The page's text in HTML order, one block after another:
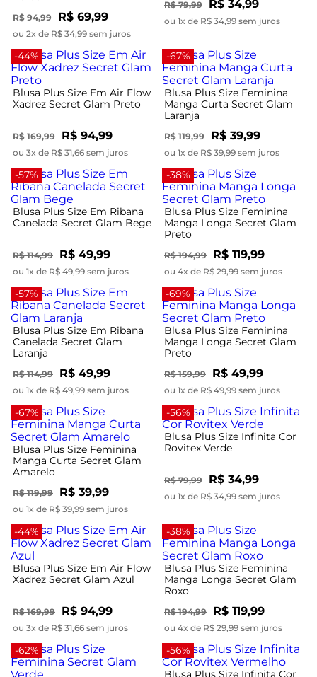
R$ 94,99 R$ 69,99
ou 2x de R$ 34,99 sem juros
R$ 79,99 R$ 34,99
ou 1x de R$ 34,99 sem juros
-44%
Blusa Plus Size Em Air Flow
Xadrez Secret Glam Preto
R$ 169,99 R$ 94,99
ou 3x de R$ 31,66 sem juros
-67%
Blusa Plus Size Feminina
Manga Curta Secret Glam
Laranja
R$ 119,99 R$ 39,99
ou 1x de R$ 39,99 sem juros
-57%
Blusa Plus Size Em Ribana
Canelada Secret Glam Bege
R$ 114,99 R$ 49,99
ou 1x de R$ 49,99 sem juros
-38%
Blusa Plus Size Feminina
Manga Longa Secret Glam
Preto
R$ 194,99 R$ 119,99
ou 4x de R$ 29,99 sem juros
-57%
Blusa Plus Size Em Ribana
Canelada Secret Glam
Laranja
R$ 114,99 R$ 49,99
ou 1x de R$ 49,99 sem juros
-69%
Blusa Plus Size Feminina
Manga Longa Secret Glam
Preto
R$ 159,99 R$ 49,99
ou 1x de R$ 49,99 sem juros
-67%
Blusa Plus Size Feminina
Manga Curta Secret Glam
Amarelo
R$ 119,99 R$ 39,99
ou 1x de R$ 39,99 sem juros
-56%
Blusa Plus Size Infinita Cor
Rovitex Verde
R$ 79,99 R$ 34,99
ou 1x de R$ 34,99 sem juros
-44%
Blusa Plus Size Em Air Flow
Xadrez Secret Glam Azul
R$ 169,99 R$ 94,99
ou 3x de R$ 31,66 sem juros
-38%
Blusa Plus Size Feminina
Manga Longa Secret Glam
Roxo
R$ 194,99 R$ 119,99
ou 4x de R$ 29,99 sem juros
-62%
-56%
Blusa Plus Size Infinita Cor